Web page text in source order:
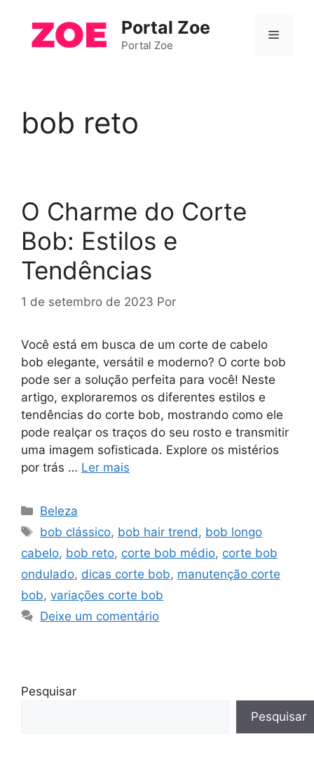
Portal Zoe
Portal Zoe
Menu
bob reto
O Charme do Corte
Bob: Estilos e
Tendências
1 de setembro de 2023 Por
Você está em busca de um corte de cabelo
bob elegante, versátil e moderno? O corte bob
pode ser a solução perfeita para você! Neste
artigo, exploraremos os diferentes estilos e
tendências do corte bob, mostrando como ele
pode realçar os traços do seu rosto e transmitir
uma imagem sofisticada. Explore os mistérios
por trás … Ler mais
Categorias
Beleza
Tags
bob clássico, bob hair trend , bob longo
cabelo, bob reto, corte bob médio, corte bob
ondulado, dicas corte bob, manutenção corte
bob, variações corte bob
Deixe um comentário
Pesquisar
Pesquisar